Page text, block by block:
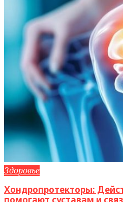
Здоровье
Хондропротекторы:
помогают суставам и